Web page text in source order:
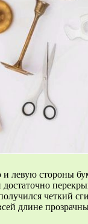
левую стороны
достаточно
четкий
длине